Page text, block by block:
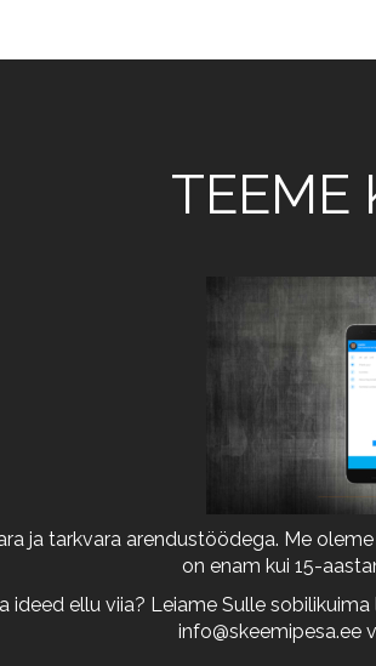
TEEME
ja tarkvara arendustöödega. Me
on enam kui 15-
ideed ellu viia? Leiame Sulle
info@skeemipesa.ee